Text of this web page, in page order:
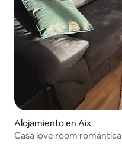
Alojamiento en Aix
Casa love room romántica